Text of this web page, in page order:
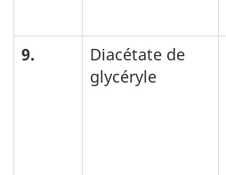
9.
Diacétate de
glycéryle